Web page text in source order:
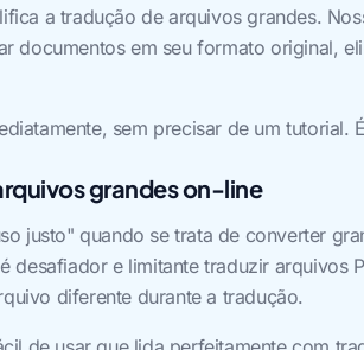
a tradução de arquivos grandes.
documentos em seu formato original,
sem precisar de um tutorial.
grandes on-line
justo" quando se trata de converter
desafiador e limitante traduzir arquivos
diferente durante a tradução.